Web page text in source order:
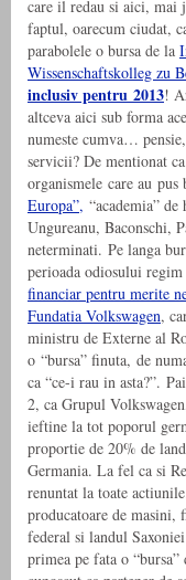
care il redau si aici,
faptul, oarecum ciudat,
parabolele o bursa de la
Wissenschaftskolleg zu
inclusiv pentru 2013!
altceva aici sub forma
numeste cumva…
servicii? De mentionat
organismele care au pus
Europa”, “academia”
Ungureanu, Baconschi,
neterminati. Pe langa
perioada odiosului
financiar pentru merite
Fundatia Volkswagen,
ministru de Externe al
o “bursa” finuta, de
ca “ce-i rau in asta?”.
2, ca Grupul
ieftine la tot poporul
proportie de 20% de
Germania. La fel ca si
renuntat la toate
producatoare de masini,
federal si landul
primea pe fata o